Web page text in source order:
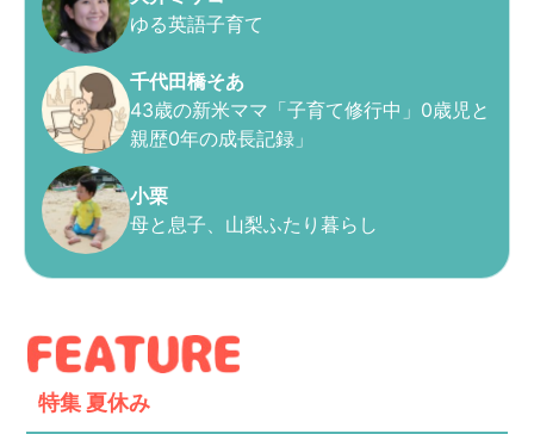
ゆる英語子育て
千代田橋そあ
43歳の新米ママ「子育て修行中」0歳児と
親歴0年の成長記録」
小栗
母と息子、山梨ふたり暮らし
特集 夏休み